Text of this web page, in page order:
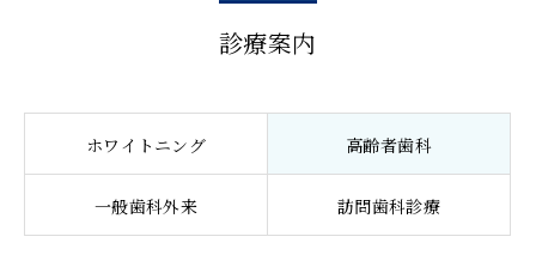
診療案内
ホワイトニング 高齢者歯科
一般歯科外来 訪問歯科診療